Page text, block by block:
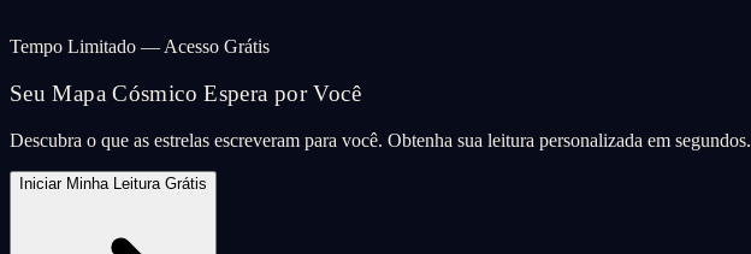
Tempo Limitado — Acesso Grátis
Seu Mapa Cósmico Espera por Você
Descubra o que as estrelas escreveram para você. Obtenha sua leitura personalizada em segundos.
Iniciar Minha Leitura Grátis